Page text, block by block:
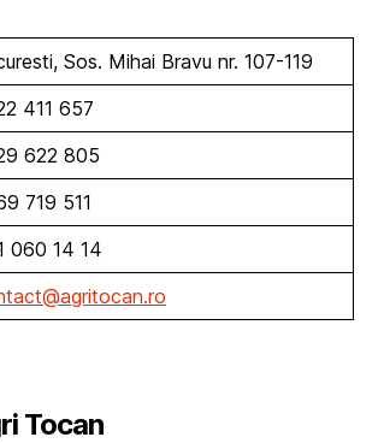
Sos. Mihai Bravu nr. 107-119
411 657
622 805
719 511
060 14 14
Tocan